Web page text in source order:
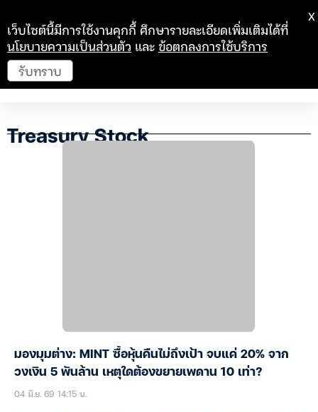
Treasury Stock
มองมุมต่าง: MINT ซื้อหุ้นคืนไม่ถึงเป้า จบแค่ 20% จาก
วงเงิน 5 พันล้าน เหตุใดต้องขยายเพดาน 10 เท่า?
04 มิ.ย. 69 14:15 น.
เว็บไซต์นี้มีการใช้งานคุกกี้ ศึกษารายละเอียดเพิ่มเติมได้ที่
นโยบายความเป็นส่วนตัว และข้อตกลงการใช้บริการ
รับทราบ
X